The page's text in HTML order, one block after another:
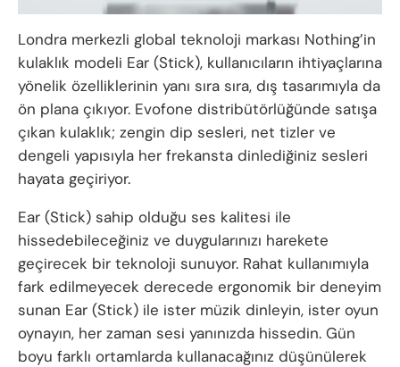
Londra merkezli global teknoloji markası Nothing’in
kulaklık modeli Ear (Stick), kullanıcıların ihtiyaçlarına
yönelik özelliklerinin yanı sıra sıra, dış tasarımıyla da
ön plana çıkıyor. Evofone distribütörlüğünde satışa
çıkan kulaklık; zengin dip sesleri, net tizler ve
dengeli yapısıyla her frekansta dinlediğiniz sesleri
hayata geçiriyor.
Ear (Stick) sahip olduğu ses kalitesi ile
hissedebileceğiniz ve duygularınızı harekete
geçirecek bir teknoloji sunuyor. Rahat kullanımıyla
fark edilmeyecek derecede ergonomik bir deneyim
sunan Ear (Stick) ile ister müzik dinleyin, ister oyun
oynayın, her zaman sesi yanınızda hissedin. Gün
boyu farklı ortamlarda kullanacağınız düşünülerek